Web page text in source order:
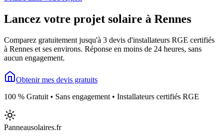
Lancez votre projet solaire à Rennes
Comparez gratuitement jusqu'à 3 devis d'installateurs RGE certifiés
à Rennes et ses environs. Réponse en moins de 24 heures, sans
aucun engagement.
Obtenir mes devis gratuits
100 % Gratuit • Sans engagement • Installateurs certifiés RGE
Panneausolaires.fr